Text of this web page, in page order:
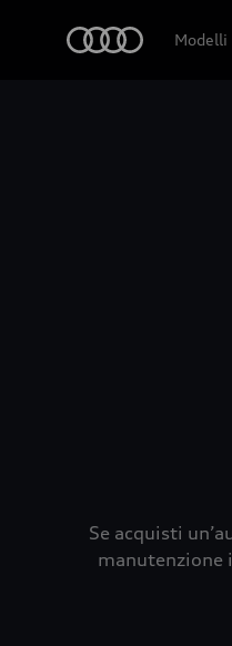
Modelli
Se acquisti
manutenzione